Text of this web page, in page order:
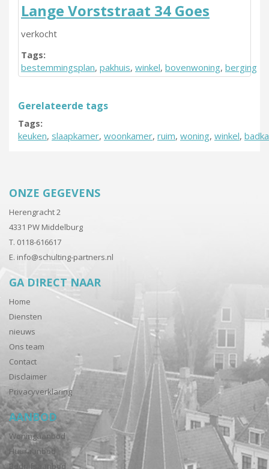
Lange Vorststraat 34 Goes
verkocht
Tags:
bestemmingsplan, pakhuis, winkel, bovenwoning, berging
Gerelateerde tags
Tags:
keuken, slaapkamer, woonkamer, ruim, woning, winkel,
ONZE GEGEVENS
Herengracht 2
4331 PW Middelburg
T. 0118-616617
E. info@schulting-partners.nl
GA DIRECT NAAR
Home
Diensten
nieuws
Ons team
Contact
Disclaimer
Privacyverklaring
AANBOD
Woningaanbod
Huuraanbod
Bedrijfsaanbod